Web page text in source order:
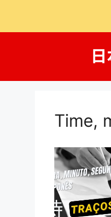
Time,